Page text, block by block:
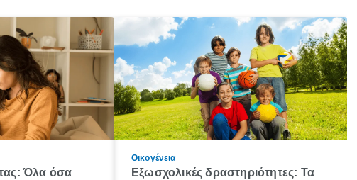
Όλα όσα
Οικογένεια
Εξωσχολικές δραστηριότητες: Τα